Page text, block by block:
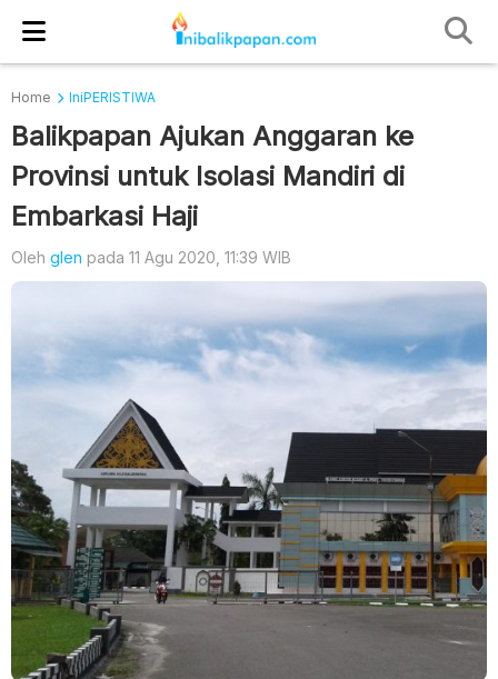
Home IniPERISTIWA
Balikpapan Ajukan Anggaran ke
Provinsi untuk Isolasi Mandiri di
Embarkasi Haji
Oleh glen pada 11 Agu 2020, 11:39 WIB